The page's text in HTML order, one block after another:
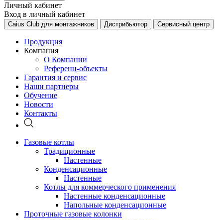
Личный кабинет
Вход в личный кабинет
Caius Club для монтажников Дистрибьютор Сервисный центр
Продукция
Компания
О Компании
Референц-объекты
Гарантия и сервис
Наши партнеры
Обучение
Новости
Контакты
Газовые котлы
Традиционные
Настенные
Конденсационные
Настенные
Котлы для коммерческого применения
Настенные конденсационные
Напольные конденсационные
Проточные газовые колонки